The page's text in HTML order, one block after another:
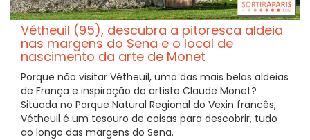
Vétheuil (95), descubra a pitoresca aldeia
nas margens do Sena e o local de
nascimento da arte de Monet
Porque não visitar Vétheuil, uma das mais belas aldeias
de França e inspiração do artista Claude Monet?
Situada no Parque Natural Regional do Vexin francês,
Vétheuil é um tesouro de coisas para descobrir, tudo
ao longo das margens do Sena.